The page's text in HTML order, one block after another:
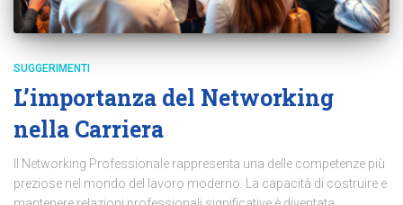
SUGGERIMENTI
L’importanza del Networking
nella Carriera
Il Networking Professionale rappresenta una delle competenze più
preziose nel mondo del lavoro moderno. La capacità di costruire e